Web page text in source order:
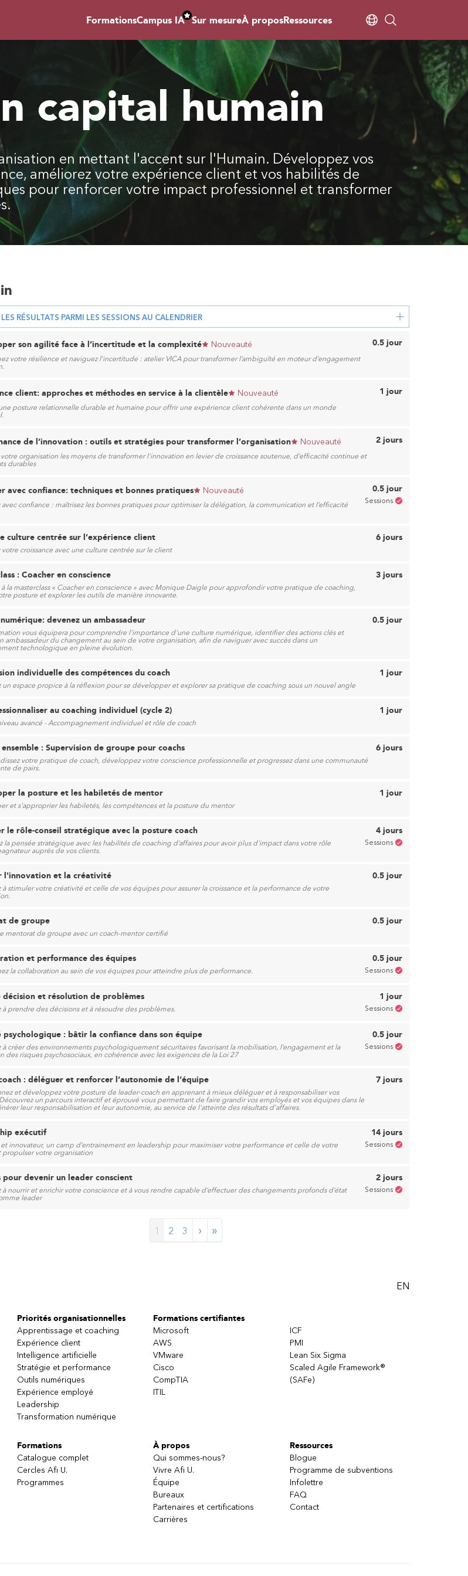
FormationsCampus IA Sur mesureÀ proposRessources
capital humain
en mettant l'accent sur l'Humain. Développez vos
améliorez votre expérience client et vos habilités de
pour renforcer votre impact professionnel et transformer
RÉSULTATS PARMI LES SESSIONS AU CALENDRIER
son agilité face à l’incertitude et la complexité Nouveauté
votre résilience et naviguez l’incertitude : atelier VICA pour transformer l’ambiguïté en moteur d’engagement
0.5 jour
client: approches et méthodes en service à la clientèle Nouveauté
posture relationnelle durable et humaine pour offrir une expérience client cohérente dans un monde
1 jour
de l’innovation : outils et stratégies pour transformer l’organisation Nouveauté
votre organisation les moyens de transformer l’innovation en levier de croissance soutenue, d’efficacité continue et
durables
2 jours
avec confiance: techniques et bonnes pratiques Nouveauté
avec confiance : maîtrisez les bonnes pratiques pour optimiser la délégation, la communication et l’efficacité
0.5 jour
Sessions
culture centrée sur l’expérience client
votre croissance avec une culture centrée sur le client
6 jours
: Coacher en conscience
à la masterclass « Coacher en conscience » avec Monique Daigle pour approfondir votre pratique de coaching,
posture et explorer les outils de manière innovante.
3 jours
devenez un ambassadeur
vous équipera pour comprendre l'importance d'une culture numérique, identifier des actions clés et
ambassadeur du changement au sein de votre organisation, afin de naviguer avec succès dans un
technologique en pleine évolution.
0.5 jour
individuelle des compétences du coach
un espace propice à la réflexion pour se développer et explorer sa pratique de coaching sous un nouvel angle
1 jour
au coaching individuel (cycle 2)
avancé - Accompagnement individuel et rôle de coach
1 jour
: Supervision de groupe pour coachs
votre pratique de coach, développez votre conscience professionnelle et progressez dans une communauté
de pairs.
6 jours
la posture et les habiletés de mentor
et s'approprier les habiletés, les compétences et la posture du mentor
1 jour
le rôle-conseil stratégique avec la posture coach
la pensée stratégique avec les habilités de coaching d’affaires pour avoir plus d'impact dans votre rôle
auprès de vos clients.
4 jours
Sessions
l'innovation et la créativité
stimuler votre créativité et celle de vos équipes pour assurer la croissance et la performance de votre
0.5 jour
de groupe
mentorat de groupe avec un coach-mentor certifié
0.5 jour
et performance des équipes
la collaboration au sein de vos équipes pour atteindre plus de performance.
0.5 jour
Sessions
décision et résolution de problèmes
à prendre des décisions et à résoudre des problèmes.
1 jour
Sessions
psychologique : bâtir la confiance dans son équipe
à créer des environnements psychologiquement sécuritaires favorisant la mobilisation, l’engagement et la
des risques psychosociaux, en cohérence avec les exigences de la Loi 27
0.5 jour
Sessions
: déléguer et renforcer l’autonomie de l’équipe
et développez votre posture de leader-coach en apprenant à mieux déléguer et à responsabiliser vos
un parcours interactif et éprouvé vous permettant de faire grandir vos employés et vos équipes dans le
leur responsabilisation et leur autonomie, au service de l'atteinte des résultats d'affaires.
7 jours
exécutif
et innovateur, un camp d’entrainement en leadership pour maximiser votre performance et celle de votre
votre organisation
14 jours
Sessions
pour devenir un leader conscient
nourrir et enrichir votre conscience et à vous rendre capable d’effectuer des changements profonds d’état
leader
2 jours
Sessions
1 2 3 › »
EN
Priorités organisationnelles
Apprentissage et coaching
Expérience client
Intelligence artificielle
Stratégie et performance
Outils numériques
Expérience employé
Leadership
Transformation numérique
Formations certifiantes
Microsoft
AWS
VMware
Cisco
CompTIA
ITIL
ICF
PMI
Lean Six Sigma
Scaled Agile Framework®
(SAFe)
Formations
Catalogue complet
Cercles Afi U.
Programmes
À propos
Qui sommes-nous?
Vivre Afi U.
Équipe
Bureaux
Partenaires et certifications
Carrières
Ressources
Blogue
Programme de subventions
Infolettre
FAQ
Contact